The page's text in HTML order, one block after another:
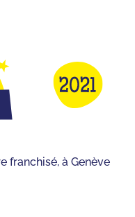
franchisé, à Genève